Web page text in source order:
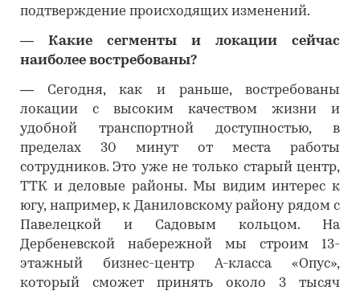
подтверждение происходящих изменений.
― Какие сегменты и локации сейчас
наиболее востребованы?
―Сегодня, как и раньше, востребованы
локации с высоким качеством жизни и
удобной транспортной доступностью, в
пределах 30 минут от места работы
сотрудников. Это уже не только старый центр,
ТТК и деловые районы. Мы видим интерес к
югу, например, к Даниловскому району рядом с
Павелецкой и Садовым кольцом. На
Дербеневской набережной мы строим 13-
этажный бизнес-центр А-класса «Опус»,
который сможет принять около 3 тысяч